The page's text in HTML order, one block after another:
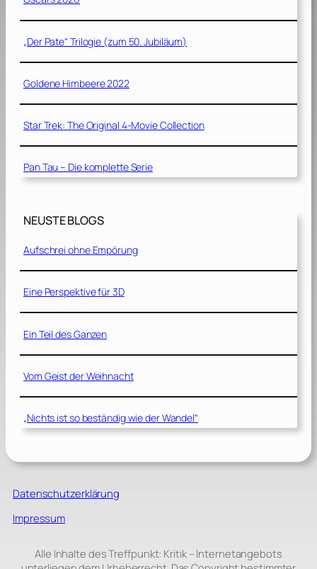
„Der Pate“ Trilogie (zum 50. Jubiläum)
Goldene Himbeere 2022
Star Trek: The Original 4-Movie Collection
Pan Tau – Die komplette Serie
NEUSTE BLOGS
Aufschrei ohne Empörung
Eine Perspektive für 3D
Ein Teil des Ganzen
Vom Geist der Weihnacht
„Nichts ist so beständig wie der Wandel“
Datenschutzerklärung
Impressum
Alle Inhalte des Treffpunkt: Kritik – Internetangebots